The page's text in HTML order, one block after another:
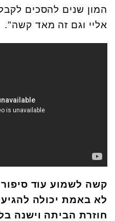
המון שנים להסכים
אליי וגם זה מאד קשה".
קשה לשמוע עוד
לא באמת יכולה להגיע
חוזרת הביתה וישנה